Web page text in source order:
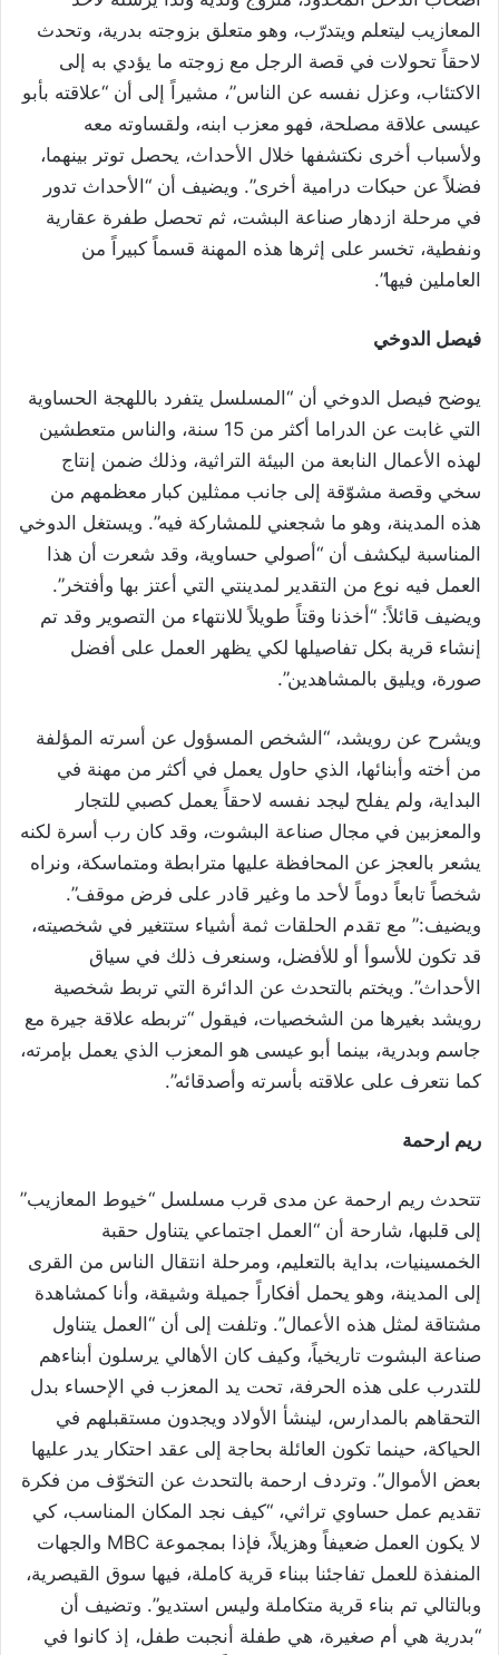
المعازيب ليتعلم ويتدرّب، وهو متعلق بزوجته بدرية، وتحدث
لاحقاً تحولات في قصة الرجل مع زوجته ما يؤدي به إلى
الاكتئاب، وعزل نفسه عن الناس”، مشيراً إلى أن “علاقته بأبو
عيسى علاقة مصلحة، فهو معزب ابنه، ولقساوته معه
ولأسباب أخرى نكتشفها خلال الأحداث، يحصل توتر بينهما،
فضلاً عن حبكات درامية أخرى”. ويضيف أن “الأحداث تدور
في مرحلة ازدهار صناعة البشت، ثم تحصل طفرة عقارية
ونفطية، تخسر على إثرها هذه المهنة قسماً كبيراً من
العاملين فيها”.
فيصل الدوخي
يوضح فيصل الدوخي أن “المسلسل يتفرد باللهجة الحساوية
التي غابت عن الدراما أكثر من 15 سنة، والناس متعطشين
لهذه الأعمال النابعة من البيئة التراثية، وذلك ضمن إنتاج
سخي وقصة مشوّقة إلى جانب ممثلين كبار معظمهم من
هذه المدينة، وهو ما شجعني للمشاركة فيه”. ويستغل الدوخي
المناسبة ليكشف أن “أصولي حساوية، وقد شعرت أن هذا
العمل فيه نوع من التقدير لمدينتي التي أعتز بها وأفتخر”.
ويضيف قائلاً: “أخذنا وقتاً طويلاً للانتهاء من التصوير وقد تم
إنشاء قرية بكل تفاصيلها لكي يظهر العمل على أفضل
صورة، ويليق بالمشاهدين”.
ويشرح عن رويشد، “الشخص المسؤول عن أسرته المؤلفة
من أخته وأبنائها، الذي حاول يعمل في أكثر من مهنة في
البداية، ولم يفلح ليجد نفسه لاحقاً يعمل كصبي للتجار
والمعزبين في مجال صناعة البشوت، وقد كان رب أسرة لكنه
يشعر بالعجز عن المحافظة عليها مترابطة ومتماسكة، ونراه
شخصاً تابعاً دوماً لأحد ما وغير قادر على فرض موقف”.
ويضيف:” مع تقدم الحلقات ثمة أشياء ستتغير في شخصيته،
قد تكون للأسوأ أو للأفضل، وسنعرف ذلك في سياق
الأحداث”. ويختم بالتحدث عن الدائرة التي تربط شخصية
رويشد بغيرها من الشخصيات، فيقول “تربطه علاقة جيرة مع
جاسم وبدرية، بينما أبو عيسى هو المعزب الذي يعمل بإمرته،
كما نتعرف على علاقته بأسرته وأصدقائه”.
ريم ارحمة
تتحدث ريم ارحمة عن مدى قرب مسلسل “خيوط المعازيب”
إلى قلبها، شارحة أن “العمل اجتماعي يتناول حقبة
الخمسينيات، بداية بالتعليم، ومرحلة انتقال الناس من القرى
إلى المدينة، وهو يحمل أفكاراً جميلة وشيقة، وأنا كمشاهدة
مشتاقة لمثل هذه الأعمال”. وتلفت إلى أن “العمل يتناول
صناعة البشوت تاريخياً، وكيف كان الأهالي يرسلون أبناءهم
للتدرب على هذه الحرفة، تحت يد المعزب في الإحساء بدل
التحقاهم بالمدارس، لينشأ الأولاد ويجدون مستقبلهم في
الحياكة، حينما تكون العائلة بحاجة إلى عقد احتكار يدر عليها
بعض الأموال”. وتردف ارحمة بالتحدث عن التخوّف من فكرة
تقديم عمل حساوي تراثي، “كيف نجد المكان المناسب، كي
لا يكون العمل ضعيفاً وهزيلاً، فإذا بمجموعة MBC والجهات
المنفذة للعمل تفاجئنا ببناء قرية كاملة، فيها سوق القيصرية،
وبالتالي تم بناء قرية متكاملة وليس استديو”. وتضيف أن
“بدرية هي أم صغيرة، هي طفلة أنجبت طفل، إذ كانوا في